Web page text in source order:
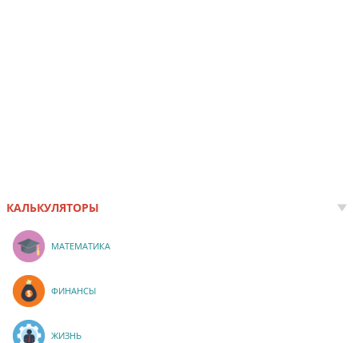
КАЛЬКУЛЯТОРЫ
МАТЕМАТИКА
ФИНАНСЫ
ЖИЗНЬ